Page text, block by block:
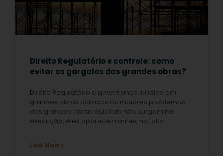
Direito Regulatório e controle: como
evitar os gargalos das grandes obras?
Direito Regulatório e governança jurídica em
grandes obras públicas Os maiores problemas
das grandes obras públicas não surgem na
execução, eles aparecem antes, na falta
Leia Mais »